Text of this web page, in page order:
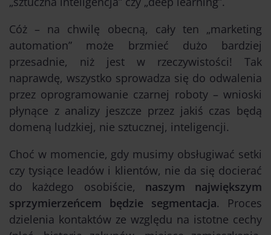
Cóż – na chwilę obecną, cały ten „marketing
automation” może brzmieć dużo bardziej
przesadnie, niż jest w rzeczywistości! Tak
naprawdę, wszystko sprowadza się do odwalenia
przez oprogramowanie czarnej roboty – wnioski
płynące z analizy jeszcze przez jakiś czas będą
domeną ludzkiej, nie sztucznej, inteligencji.
Choć w momencie, gdy musimy obsługiwać setki
czy tysiące leadów i klientów, nie da się docierać
do każdego osobiście, naszym największym
sprzymierzeńcem będzie segmentacja. Proces
dzielenia kontaktów ze względu na istotne cechy